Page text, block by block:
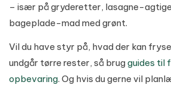
– især på gryderetter, lasagne-
bageplade-mad med grønt.
Vil du have styr på, hvad der kan
undgår tørre rester, så brugguides til
opbevaring. Og hvis du gerne vil